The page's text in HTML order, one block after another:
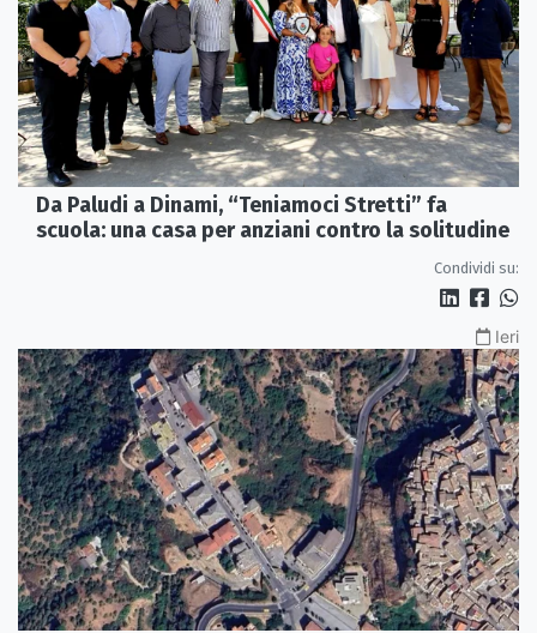
Da Paludi a Dinami, “Teniamoci Stretti” fa
scuola: una casa per anziani contro la solitudine
Condividi su:
Ieri